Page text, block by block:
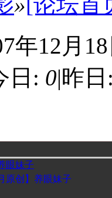
年12月
日: 0|昨
】养眼妹子